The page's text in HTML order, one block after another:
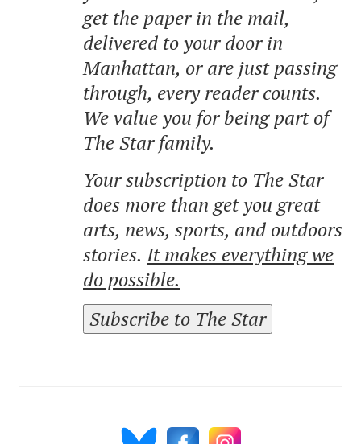
get the paper in the mail,
delivered to your door in
Manhattan, or are just passing
through, every reader counts.
We value you for being part of
The Star family.
Your subscription to The Star
does more than get you great
arts, news, sports, and outdoors
stories. It makes everything we
do possible.
Subscribe to The Star